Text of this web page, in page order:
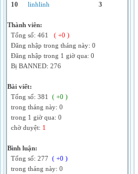
10
linhlinh 3
Thành viên:
Tổng số: 461 ( +0 )
Đăng nhập trong tháng này: 0
Đăng nhập trong 1 giờ qua: 0
Bị BANNED: 276
Bài viết:
Tổng số: 381 ( +0 )
trong tháng này: 0
trong 1 giờ qua: 0
chờ duyệt: 1
Bình luận:
Tổng số: 277 ( +0 )
trong tháng này: 0